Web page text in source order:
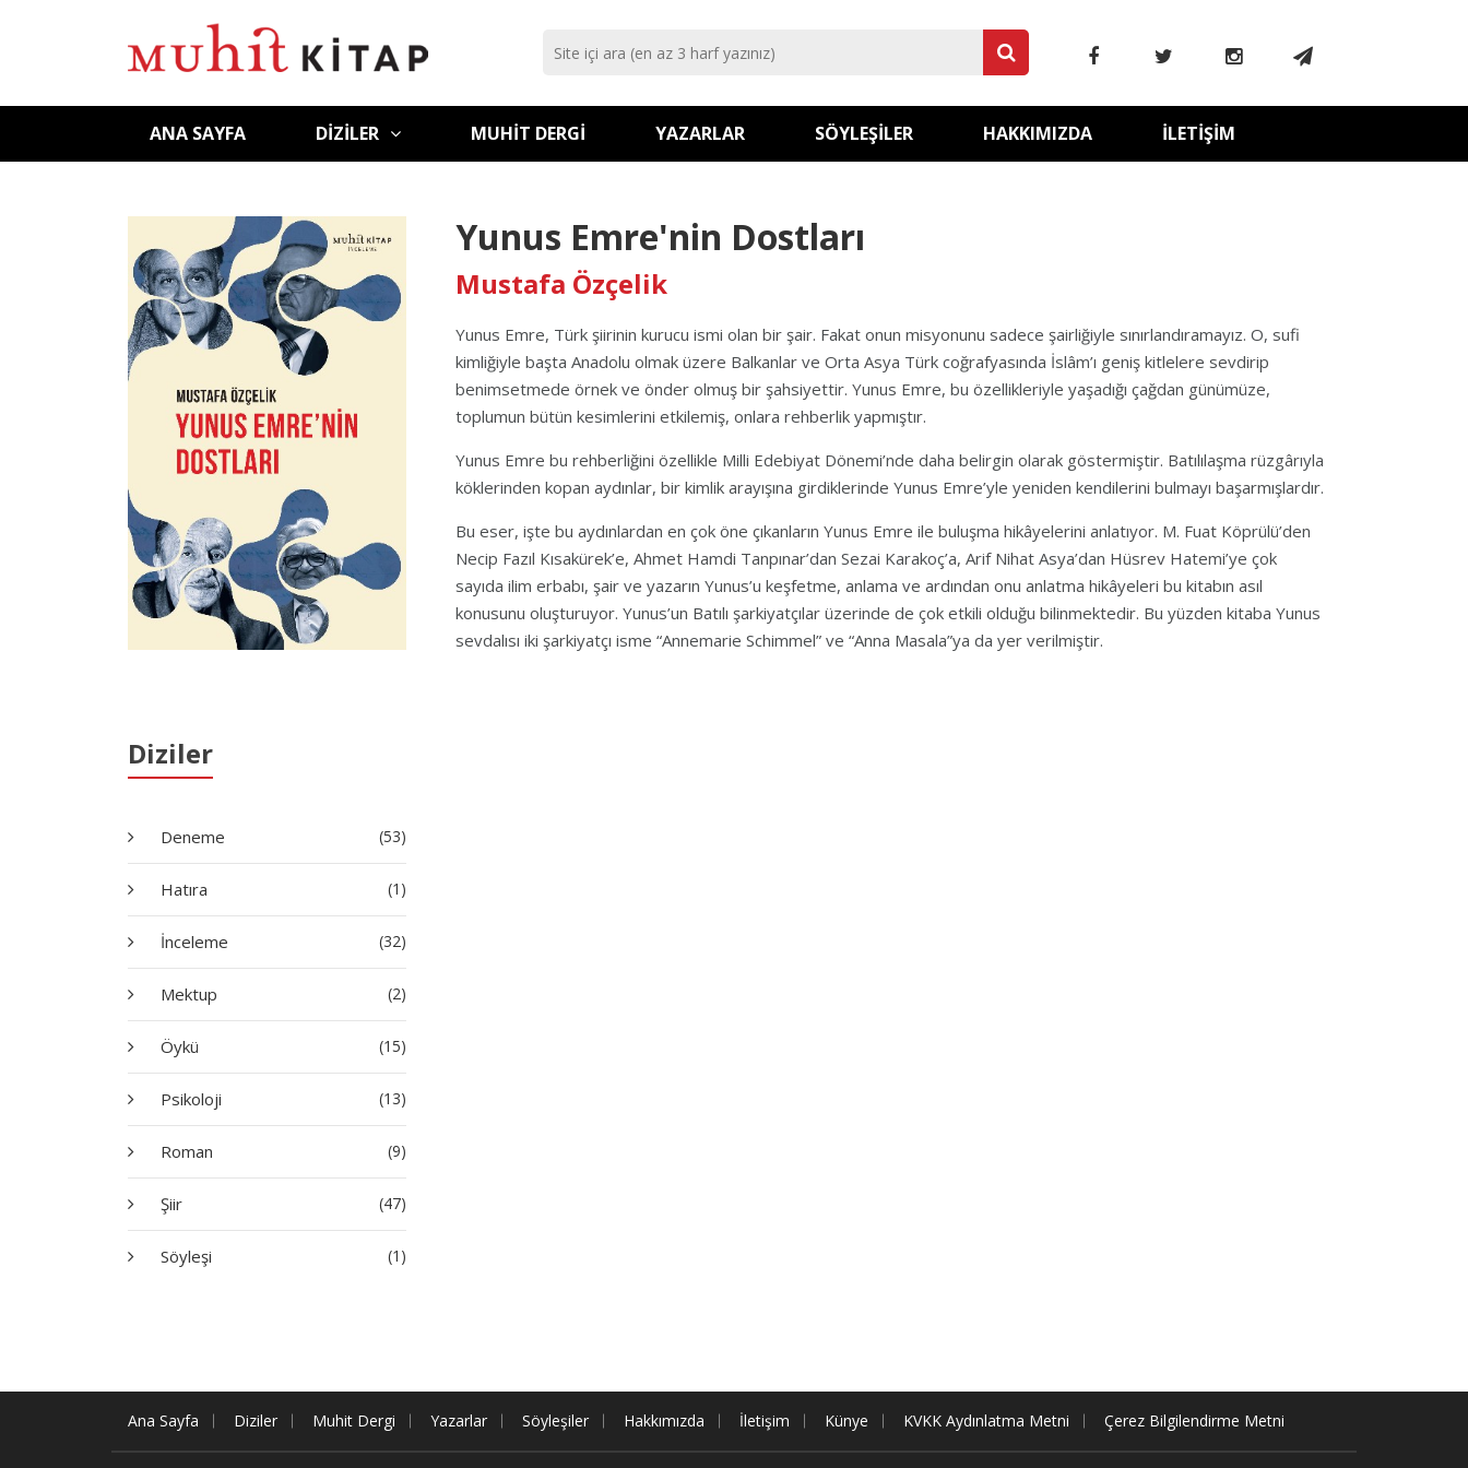
ANA SAYFA DIZILER MUHIT DERGI YAZARLAR SÖYLEŞILER HAKKIMIZDA İLETIŞIM
Diziler
Deneme (53)
Hatıra (1)
İnceleme (32)
Mektup (2)
Öykü (15)
Psikoloji (13)
Roman (9)
Şiir (47)
Söyleşi (1)
Yunus Emre'nin Dostları
Mustafa Özçelik
Yunus Emre, Türk şiirinin kurucu ismi olan bir şair. Fakat onun misyonunu sadece şairliğiyle sınırlandıramayız. O, sufi
kimliğiyle başta Anadolu olmak üzere Balkanlar ve Orta Asya Türk coğrafyasında İslâm’ı geniş kitlelere sevdirip
benimsetmede örnek ve önder olmuş bir şahsiyettir. Yunus Emre, bu özellikleriyle yaşadığı çağdan günümüze,
toplumun bütün kesimlerini etkilemiş, onlara rehberlik yapmıştır.
Yunus Emre bu rehberliğini özellikle Milli Edebiyat Dönemi’nde daha belirgin olarak göstermiştir. Batılılaşma rüzgârıyla
köklerinden kopan aydınlar, bir kimlik arayışına girdiklerinde Yunus Emre’yle yeniden kendilerini bulmayı başarmışlardır.
Bu eser, işte bu aydınlardan en çok öne çıkanların Yunus Emre ile buluşma hikâyelerini anlatıyor. M. Fuat Köprülü’den
Necip Fazıl Kısakürek’e, Ahmet Hamdi Tanpınar’dan Sezai Karakoç’a, Arif Nihat Asya’dan Hüsrev Hatemi’ye çok
sayıda ilim erbabı, şair ve yazarın Yunus’u keşfetme, anlama ve ardından onu anlatma hikâyeleri bu kitabın asıl
konusunu oluşturuyor. Yunus’un Batılı şarkiyatçılar üzerinde de çok etkili olduğu bilinmektedir. Bu yüzden kitaba Yunus
sevdalısı iki şarkiyatçı isme “Annemarie Schimmel” ve “Anna Masala”ya da yer verilmiştir.
Ana Sayfa Diziler Muhit Dergi Yazarlar Söyleşiler Hakkımızda İletişim Künye KVKK Aydınlatma Metni Çerez Bilgilendirme Metni